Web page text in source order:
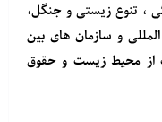
، تنوع زیستی و جنگل،
و سازمان های بین
از محیط زیست و حقوق